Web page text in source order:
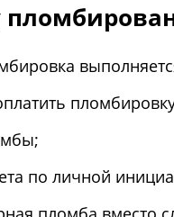
по личной